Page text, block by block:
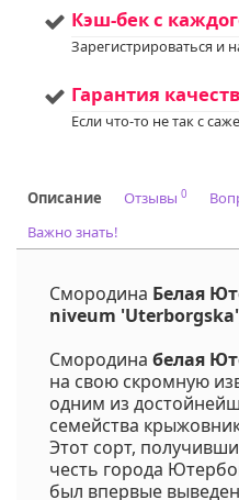
Код на питомнике:
Кэш-бек с
Зарегистрироваться и
Гарантия
Если что-то не так с
Описание Отзывы 0
Важно знать!
Смородина Белая
niveum
Смородина белая
на свою скромную
одним из
семейства
Этот сорт,
честь города
был впервые